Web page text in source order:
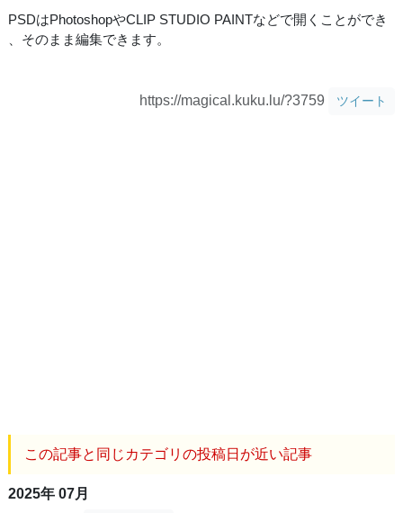
PSDはPhotoshopやCLIP STUDIO PAINTなどで開くことができ
、そのまま編集できます。
https://magical.kuku.lu/?3759 ツイート
この記事と同じカテゴリの投稿日が近い記事
2025年 07月